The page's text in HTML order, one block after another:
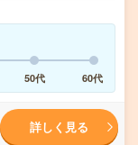
50代 60代
詳しく見る